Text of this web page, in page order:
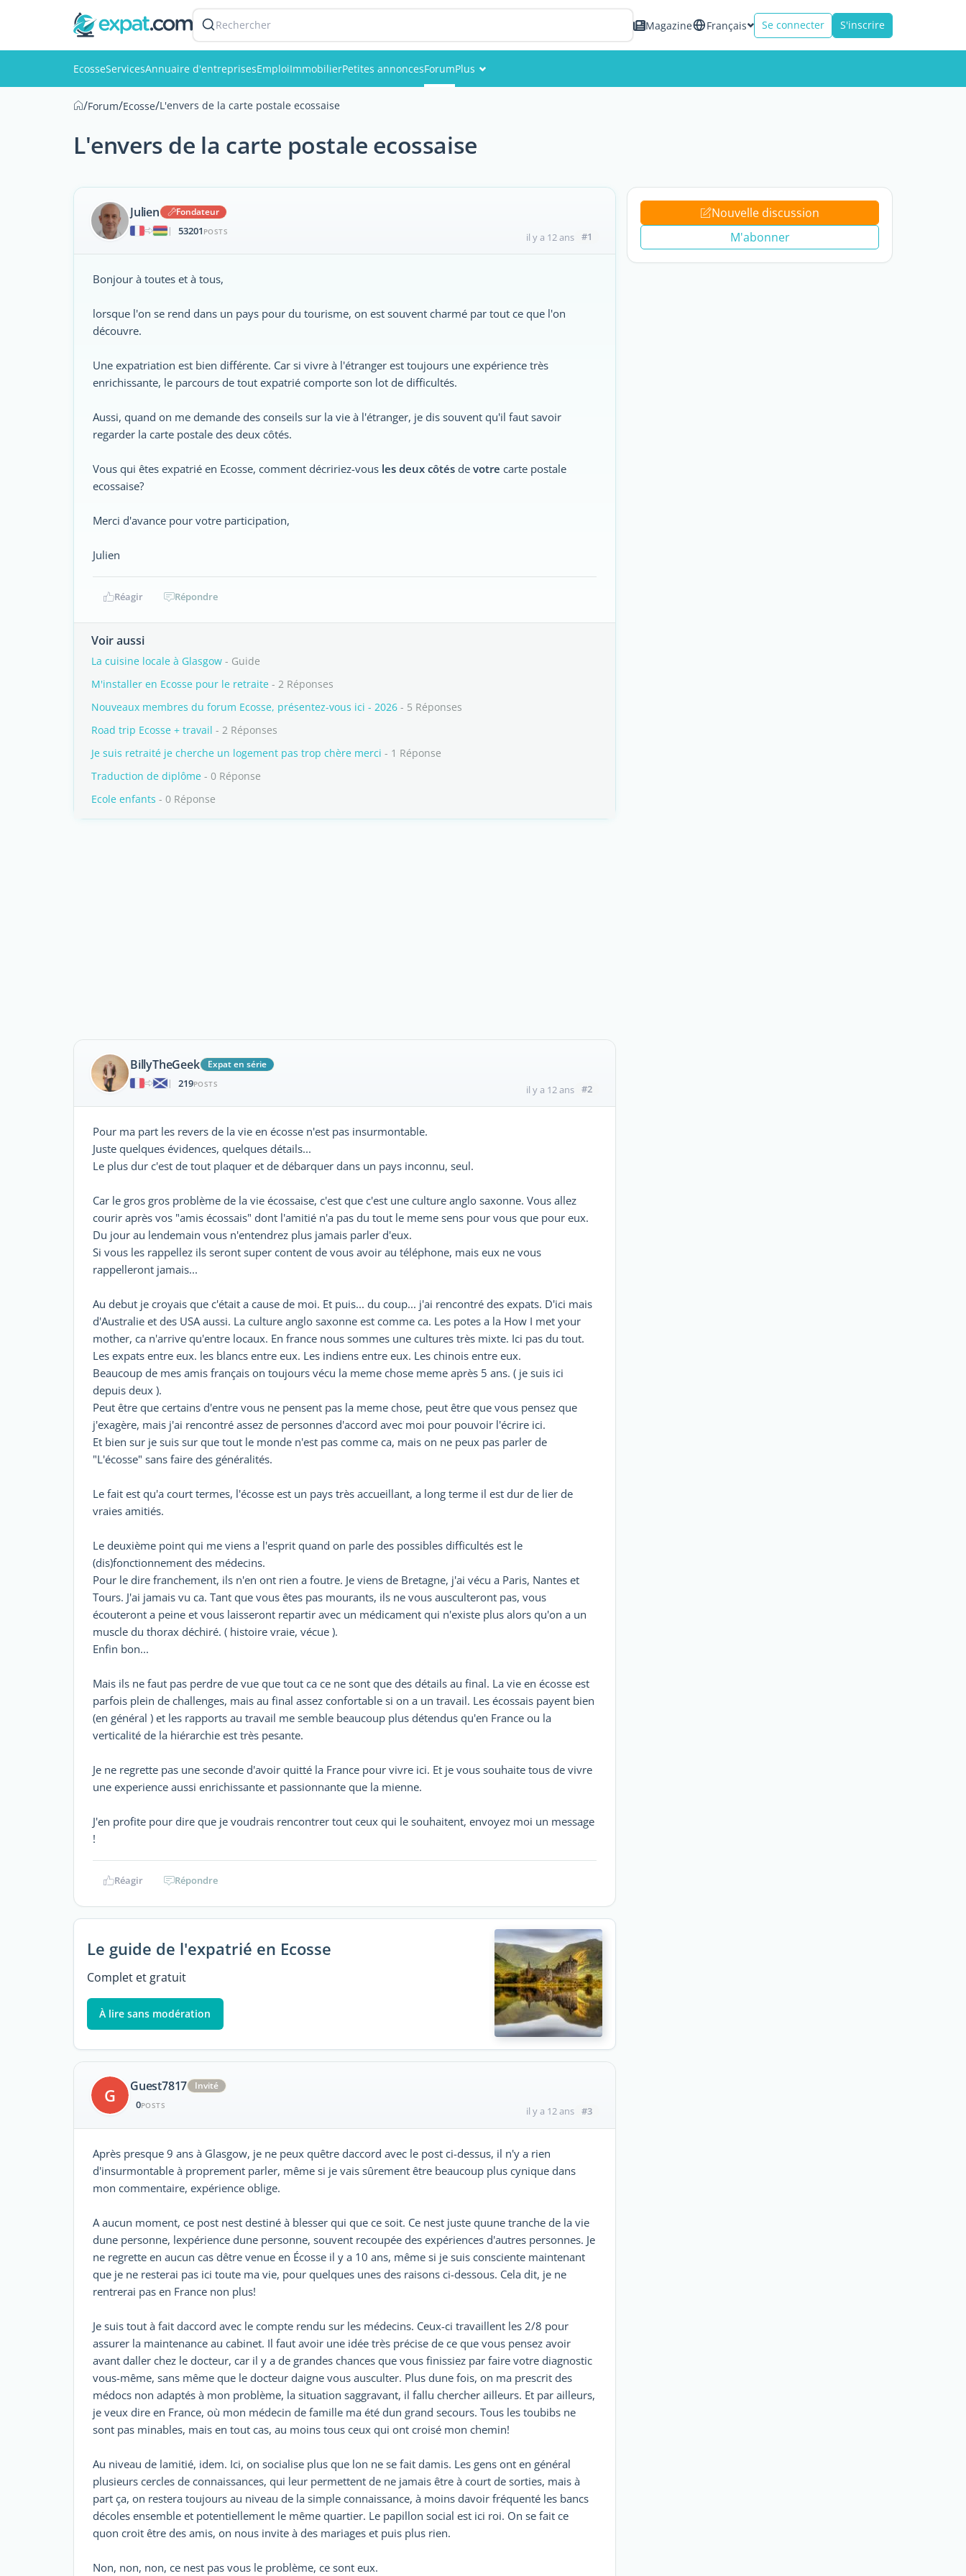
Rechercher Magazine Français Se connecter S'inscrire
EcosseServicesAnnuaire d'entreprisesEmploiImmobilierPetites annoncesForumPlus
/Forum/Ecosse/L'envers de la carte postale ecossaise
L'envers de la carte postale ecossaise
Julien
Fondateur
|
53201 POSTS il y a 12 ans #1
Bonjour à toutes et à tous,
lorsque l'on se rend dans un pays pour du tourisme, on est souvent charmé par tout ce que l'on
découvre.
Une expatriation est bien différente. Car si vivre à l'étranger est toujours une expérience très
enrichissante, le parcours de tout expatrié comporte son lot de difficultés.
Aussi, quand on me demande des conseils sur la vie à l'étranger, je dis souvent qu'il faut savoir
regarder la carte postale des deux côtés.
Vous qui êtes expatrié en Ecosse, comment décririez-vous les deux côtés de votre carte postale
ecossaise?
Merci d'avance pour votre participation,
Julien
Réagir Répondre
Voir aussi
La cuisine locale à Glasgow - Guide
M'installer en Ecosse pour le retraite - 2 Réponses
Nouveaux membres du forum Ecosse, présentez-vous ici - 2026 - 5 Réponses
Road trip Ecosse + travail - 2 Réponses
Je suis retraité je cherche un logement pas trop chère merci - 1 Réponse
Traduction de diplôme - 0 Réponse
Ecole enfants - 0 Réponse
BillyTheGeek
Expat en série
|
219POSTS il y a 12 ans #2
Pour ma part les revers de la vie en écosse n'est pas insurmontable.
Juste quelques évidences, quelques détails...
Le plus dur c'est de tout plaquer et de débarquer dans un pays inconnu, seul.
Car le gros gros problème de la vie écossaise, c'est que c'est une culture anglo saxonne. Vous allez
courir après vos "amis écossais" dont l'amitié n'a pas du tout le meme sens pour vous que pour eux.
Du jour au lendemain vous n'entendrez plus jamais parler d'eux.
Si vous les rappellez ils seront super content de vous avoir au téléphone, mais eux ne vous
rappelleront jamais...
Au debut je croyais que c'était a cause de moi. Et puis... du coup... j'ai rencontré des expats. D'ici mais
d'Australie et des USA aussi. La culture anglo saxonne est comme ca. Les potes a la How I met your
mother, ca n'arrive qu'entre locaux. En france nous sommes une cultures très mixte. Ici pas du tout.
Les expats entre eux. les blancs entre eux. Les indiens entre eux. Les chinois entre eux.
Beaucoup de mes amis français on toujours vécu la meme chose meme après 5 ans. ( je suis ici
depuis deux ).
Peut être que certains d'entre vous ne pensent pas la meme chose, peut être que vous pensez que
j'exagère, mais j'ai rencontré assez de personnes d'accord avec moi pour pouvoir l'écrire ici.
Et bien sur je suis sur que tout le monde n'est pas comme ca, mais on ne peux pas parler de
"L'écosse" sans faire des généralités.
Le fait est qu'a court termes, l'écosse est un pays très accueillant, a long terme il est dur de lier de
vraies amitiés.
Le deuxième point qui me viens a l'esprit quand on parle des possibles difficultés est le
(dis)fonctionnement des médecins.
Pour le dire franchement, ils n'en ont rien a foutre. Je viens de Bretagne, j'ai vécu a Paris, Nantes et
Tours. J'ai jamais vu ca. Tant que vous êtes pas mourants, ils ne vous ausculteront pas, vous
écouteront a peine et vous laisseront repartir avec un médicament qui n'existe plus alors qu'on a un
muscle du thorax déchiré. ( histoire vraie, vécue ).
Enfin bon...
Mais ils ne faut pas perdre de vue que tout ca ce ne sont que des détails au final. La vie en écosse est
parfois plein de challenges, mais au final assez confortable si on a un travail. Les écossais payent bien
(en général ) et les rapports au travail me semble beaucoup plus détendus qu'en France ou la
verticalité de la hiérarchie est très pesante.
Je ne regrette pas une seconde d'avoir quitté la France pour vivre ici. Et je vous souhaite tous de vivre
une experience aussi enrichissante et passionnante que la mienne.
J'en profite pour dire que je voudrais rencontrer tout ceux qui le souhaitent, envoyez moi un message
!
Réagir Répondre
Le guide de l'expatrié en Ecosse
Complet et gratuit
À lire sans modération
G Guest7817 Invité
0POSTS il y a 12 ans #3
Après presque 9 ans à Glasgow, je ne peux quêtre daccord avec le post ci-dessus, il n'y a rien
d'insurmontable à proprement parler, même si je vais sûrement être beaucoup plus cynique dans
mon commentaire, expérience oblige.
A aucun moment, ce post nest destiné à blesser qui que ce soit. Ce nest juste quune tranche de la vie
dune personne, lexpérience dune personne, souvent recoupée des expériences d'autres personnes. Je
ne regrette en aucun cas dêtre venue en Écosse il y a 10 ans, même si je suis consciente maintenant
que je ne resterai pas ici toute ma vie, pour quelques unes des raisons ci-dessous. Cela dit, je ne
rentrerai pas en France non plus!
Je suis tout à fait daccord avec le compte rendu sur les médecins. Ceux-ci travaillent les 2/8 pour
assurer la maintenance au cabinet. Il faut avoir une idée très précise de ce que vous pensez avoir
avant daller chez le docteur, car il y a de grandes chances que vous finissiez par faire votre diagnostic
vous-même, sans même que le docteur daigne vous ausculter. Plus dune fois, on ma prescrit des
médocs non adaptés à mon problème, la situation saggravant, il fallu chercher ailleurs. Et par ailleurs,
je veux dire en France, où mon médecin de famille ma été dun grand secours. Tous les toubibs ne
sont pas minables, mais en tout cas, au moins tous ceux qui ont croisé mon chemin!
Au niveau de lamitié, idem. Ici, on socialise plus que lon ne se fait damis. Les gens ont en général
plusieurs cercles de connaissances, qui leur permettent de ne jamais être à court de sorties, mais à
part ça, on restera toujours au niveau de la simple connaissance, à moins davoir fréquenté les bancs
décoles ensemble et potentiellement le même quartier. Le papillon social est ici roi. On se fait ce
quon croit être des amis, on nous invite à des mariages et puis plus rien.
Non, non, non, ce nest pas vous le problème, ce sont eux.
Nouvelle discussion
M'abonner